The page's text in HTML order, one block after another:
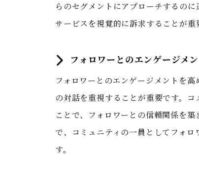
らのセグメントにアプローチするの
サービスを視覚的に訴求することが重
フォロワーとのエンゲージメ
フォロワーとのエンゲージメントを
の対話を重視することが重要です。
ことで、フォロワーとの信頼関係を
で、コミュニティの一員としてフォ
す。